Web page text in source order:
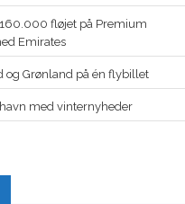
160.000 fløjet på Premium
Emirates
og Grønland på én flybillet
med vinternyheder